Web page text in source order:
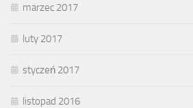
marzec 2017
luty 2017
styczeń 2017
listopad 2016